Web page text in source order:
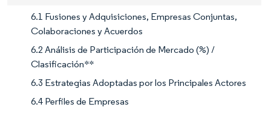
6.1 Fusiones y Adquisiciones, Empresas Conjuntas,
Colaboraciones y Acuerdos
6.2 Análisis de Participación de Mercado (%) /
Clasificación**
6.3 Estrategias Adoptadas por los Principales Actores
6.4 Perfiles de Empresas